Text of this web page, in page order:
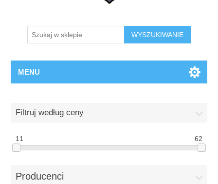
WYSZUKIWANIE
MENU
Filtruj według ceny
11 62
Producenci